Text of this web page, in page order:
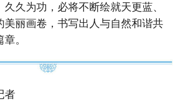
久为功，必将不断绘就天更蓝、
美丽画卷，书写出人与自然和谐共
。
者